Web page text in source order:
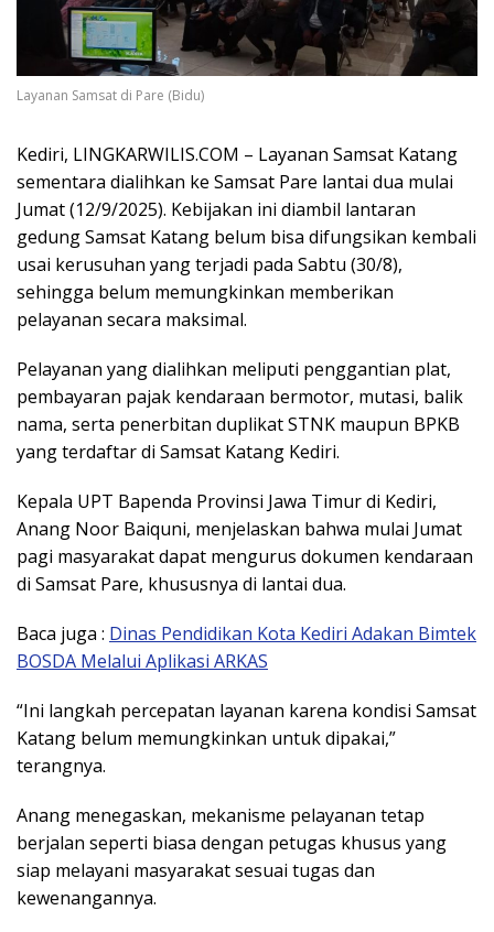
Layanan Samsat di Pare (Bidu)
Kediri, LINGKARWILIS.COM – Layanan Samsat Katang
sementara dialihkan ke Samsat Pare lantai dua mulai
Jumat (12/9/2025). Kebijakan ini diambil lantaran
gedung Samsat Katang belum bisa difungsikan kembali
usai kerusuhan yang terjadi pada Sabtu (30/8),
sehingga belum memungkinkan memberikan
pelayanan secara maksimal.
Pelayanan yang dialihkan meliputi penggantian plat,
pembayaran pajak kendaraan bermotor, mutasi, balik
nama, serta penerbitan duplikat STNK maupun BPKB
yang terdaftar di Samsat Katang Kediri.
Kepala UPT Bapenda Provinsi Jawa Timur di Kediri,
Anang Noor Baiquni, menjelaskan bahwa mulai Jumat
pagi masyarakat dapat mengurus dokumen kendaraan
di Samsat Pare, khususnya di lantai dua.
Baca juga : Dinas Pendidikan Kota Kediri Adakan Bimtek
BOSDA Melalui Aplikasi ARKAS
“Ini langkah percepatan layanan karena kondisi Samsat
Katang belum memungkinkan untuk dipakai,”
terangnya.
Anang menegaskan, mekanisme pelayanan tetap
berjalan seperti biasa dengan petugas khusus yang
siap melayani masyarakat sesuai tugas dan
kewenangannya.